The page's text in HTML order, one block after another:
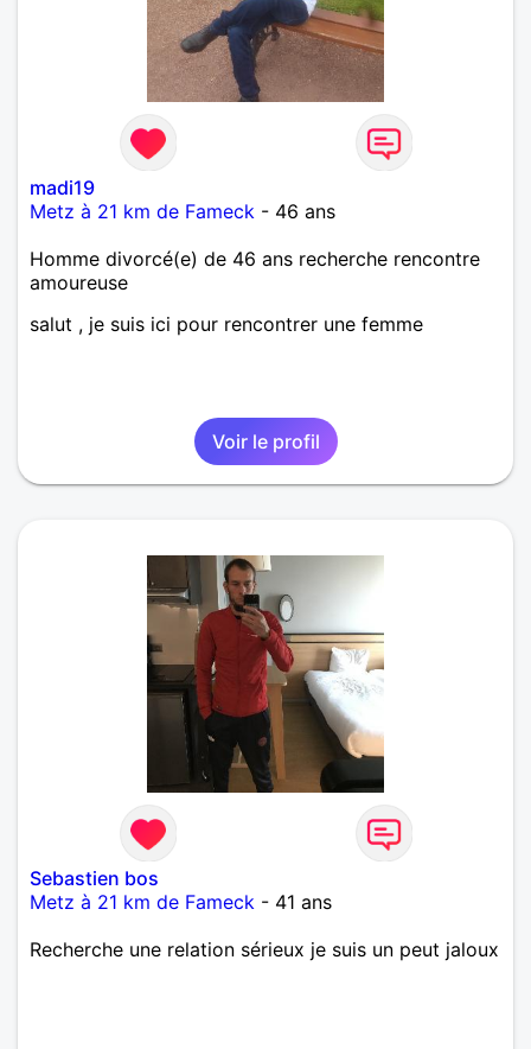
madi19
Metz à 21 km de Fameck - 46 ans
Homme divorcé(e) de 46 ans recherche rencontre
amoureuse
salut , je suis ici pour rencontrer une femme
Voir le profil
Sebastien bos
Metz à 21 km de Fameck - 41 ans
Recherche une relation sérieux je suis un peut jaloux